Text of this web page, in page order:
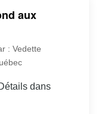
aux
: Vedette
dans